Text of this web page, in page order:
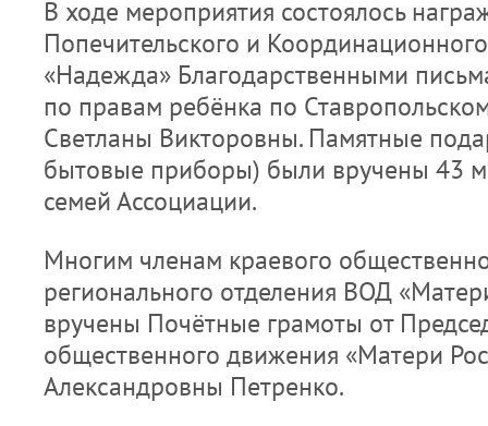
В ходе мероприятия состоялось
Попечительского и
«Надежда» Благодарственными
по правам ребёнка по
Светланы Викторовны. Памятные
бытовые приборы) были вручены 43
семей Ассоциации.
Многим членам краевого
регионального отделения ВОД
вручены Почётные грамоты от
общественного движения «Матери
Александровны Петренко.